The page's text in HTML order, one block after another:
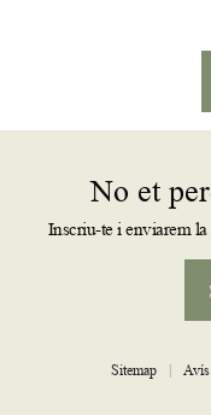
No et
Inscriu-te i enviarem
Sitemap |